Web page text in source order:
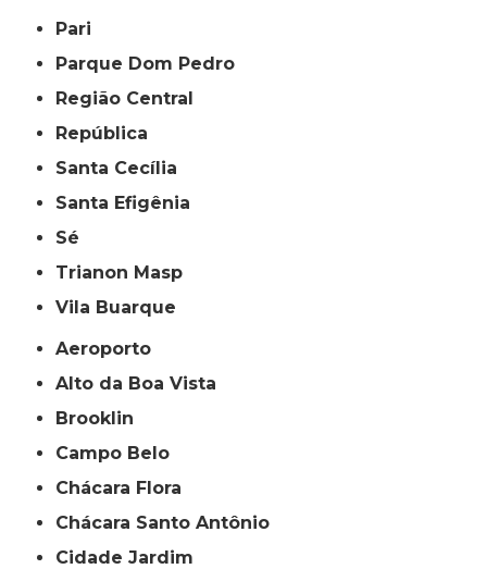
Pari
Parque Dom Pedro
Região Central
República
Santa Cecília
Santa Efigênia
Sé
Trianon Masp
Vila Buarque
Aeroporto
Alto da Boa Vista
Brooklin
Campo Belo
Chácara Flora
Chácara Santo Antônio
Cidade Jardim